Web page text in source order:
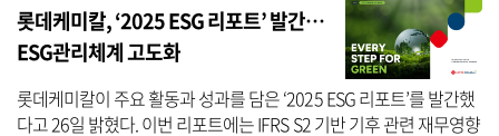
롯데케미칼, ‘2025 ESG 리포트’ 발간…
ESG관리체계 고도화
롯데케미칼이 주요 활동과 성과를 담은 ‘2025 ESG 리포트’를 발간했
다고 26일 밝혔다. 이번 리포트에는 IFRS S2 기반 기후 관련 재무영향